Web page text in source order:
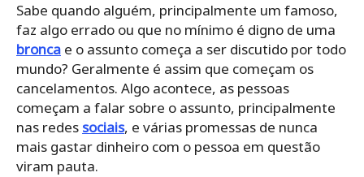
Sabe quando alguém, principalmente um famoso,
faz algo errado ou que no mínimo é digno de uma
bronca e o assunto começa a ser discutido por todo
mundo? Geralmente é assim que começam os
cancelamentos. Algo acontece, as pessoas
começam a falar sobre o assunto, principalmente
nas redes sociais, e várias promessas de nunca
mais gastar dinheiro com o pessoa em questão
viram pauta.